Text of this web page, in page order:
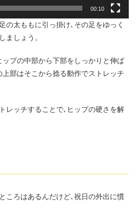
00:10
の太ももに引っ掛け､その足をゆっく
ましょう。
ップの中部から下部をしっかりと伸ば
上部はそこから捻る動作でストレッチ
レッチすることで､ヒップの硬さを解
ころはあるんだけど､祝日の外出に慣